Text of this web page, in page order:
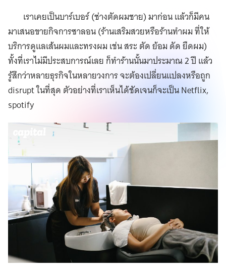
เราเคยเป็นบาร์เบอร์ (ช่างตัดผมชาย) มาก่อน แล้วก็มีคน
มาเสนอขายกิจการซาลอน (ร้านเสริมสวยหรือร้านทำผม ที่ให้
บริการดูแลเส้นผมและทรงผม เช่น สระ ตัด ย้อม ดัด ยืดผม)
ทั้งที่เราไม่มีประสบการณ์เลย ก็ทำร้านนั้นมาประมาณ 2 ปี แล้ว
รู้สึกว่าหลายธุรกิจในหลายวงการ จะต้องเปลี่ยนแปลงหรือถูก
disrupt ในที่สุด ตัวอย่างที่เราเห็นได้ชัดเจนก็จะเป็น Netflix,
spotify